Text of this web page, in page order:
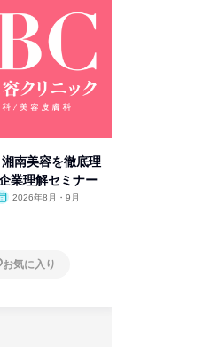
湘南美容を徹底理
業理解セミナー
2026年8月・9月
お気に入り